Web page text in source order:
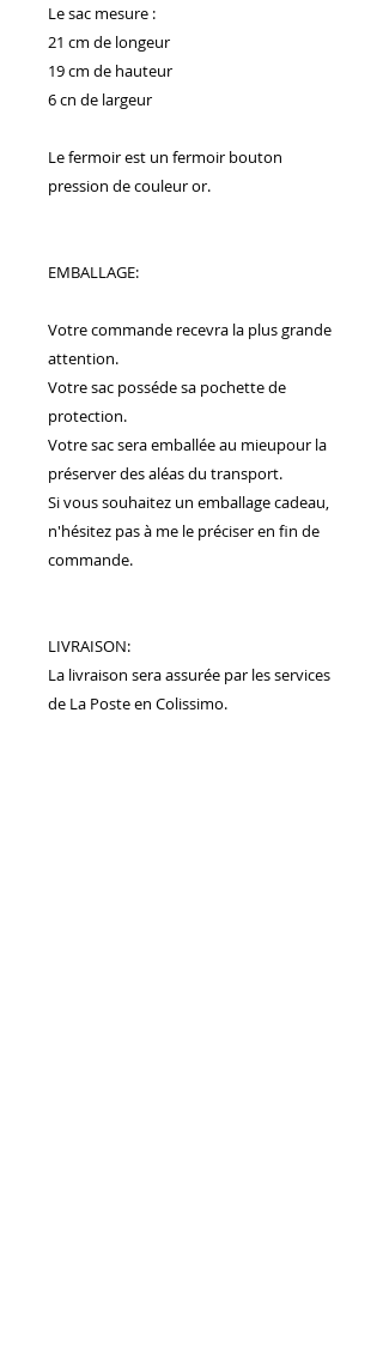
Le sac mesure :
21 cm de longeur
19 cm de hauteur
6 cn de largeur
Le fermoir est un fermoir bouton
pression de couleur or.
EMBALLAGE:
Votre commande recevra la plus grande
attention.
Votre sac posséde sa pochette de
protection.
Votre sac sera emballée au mieupour la
préserver des aléas du transport.
Si vous souhaitez un emballage cadeau,
n'hésitez pas à me le préciser en fin de
commande.
LIVRAISON:
La livraison sera assurée par les services
de La Poste en Colissimo.